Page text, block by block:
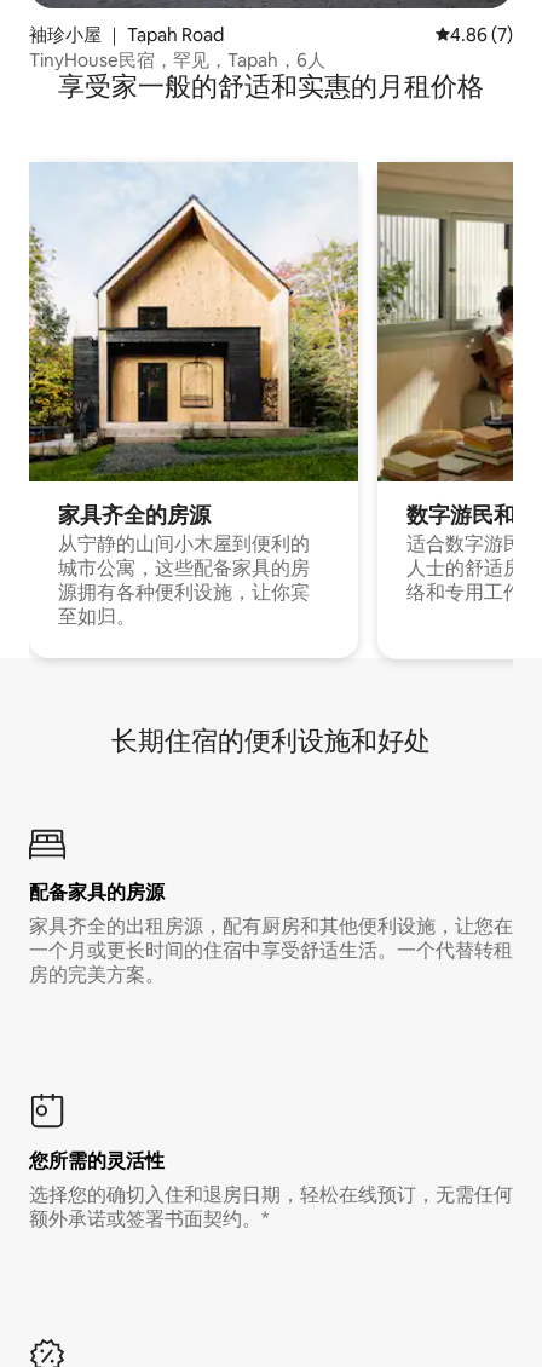
袖珍小屋 ｜ Tapah Road 平均评分
4.86 (7)
TinyHouse民宿，罕见，Tapah，6人
享受家一般的舒适和实惠的月租价格
家具齐全的房源
从宁静的山间小木屋到便利的
城市公寓，这些配备家具的房
源拥有各种便利设施，让你宾
至如归。
数字游民和
适合数字游民
人士的舒适房
络和专用工作
长期住宿的便利设施和好处
配备家具的房源
家具齐全的出租房源，配有厨房和其他便利设施，让您在
一个月或更长时间的住宿中享受舒适生活。一个代替转租
房的完美方案。
您所需的灵活性
选择您的确切入住和退房日期，轻松在线预订，无需任何
额外承诺或签署书面契约。*